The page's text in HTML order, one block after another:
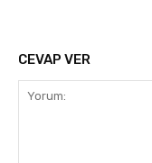
CEVAP VER